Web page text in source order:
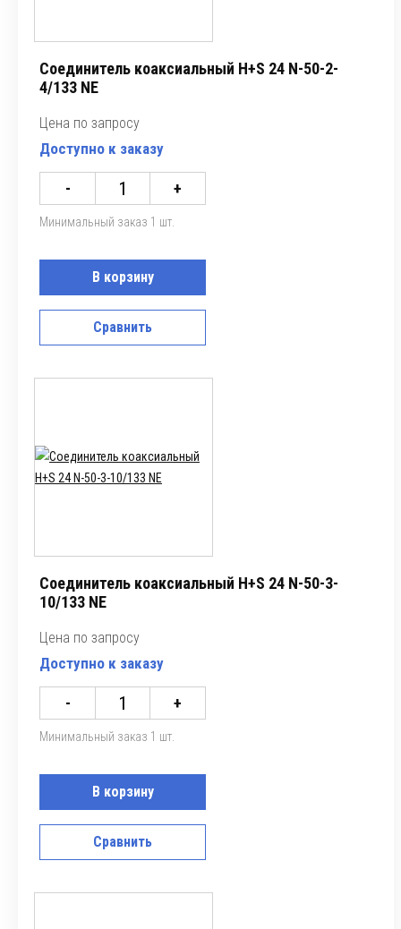
Соединитель коаксиальный H+S 24 N-50-2-
4/133 NE
Цена по запросу
Доступно к заказу
- +
Минимальный заказ 1 шт.
В корзину
Сравнить
Соединитель коаксиальный H+S 24 N-50-3-
10/133 NE
Цена по запросу
Доступно к заказу
- +
Минимальный заказ 1 шт.
В корзину
Сравнить